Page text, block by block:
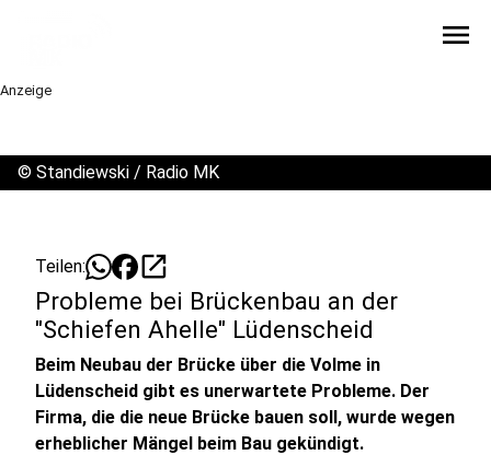
menu
Anzeige
© Standiewski / Radio MK
Teilen: open_in_new
Probleme bei Brückenbau an der
"Schiefen Ahelle" Lüdenscheid
Beim Neubau der Brücke über die Volme in
Lüdenscheid gibt es unerwartete Probleme. Der
Firma, die die neue Brücke bauen soll, wurde wegen
erheblicher Mängel beim Bau gekündigt.